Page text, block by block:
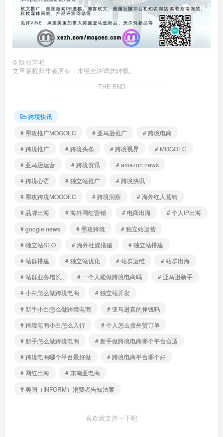
© 版权声明
文章版权归作者所有，未经允许请勿转载。
THE END
跨境快讯
# 墨攻推广MOGOEC
# 亚马逊推广
# 跨境电商
# 跨境推广
# 跨境头条 # 跨境视界
# MOGOEC
# 亚马逊运营
# 跨境资讯
# amazon news
# 跨境心语
# 独立站推广
# 跨境快讯
# 墨攻跨境MOGOEC
# 跨境洞察
# 海外红人营销
# 品牌出海
# 海外网红营销 # 电商出海
# 个人IP出海
# google news
# 墨攻跨境
# 独立站运营
# 独立站SEO
# 海外社媒搭建
# 独立站搭建
# 站群搭建
# 独立站优化 # 站群运维
# 站群出海
# 站群业务增长
# 一个人能做跨境电商吗
# 亚马逊新手
# 小白怎么做跨境电商
# 独立站开发
# 新手小白怎么做跨境电商
# 亚马逊真的挣钱吗
# 跨境电商小白怎么入行
# 个人怎么接外贸订单
# 新手怎么做跨境电商
# 新手做跨境电商哪个平台合适
# 跨境电商哪个平台最好做
# 跨境电商平台哪个好
# 网红出海
# 东南亚电商
# 美国（INFORM）消费者告知法案
喜欢就支持一下吧